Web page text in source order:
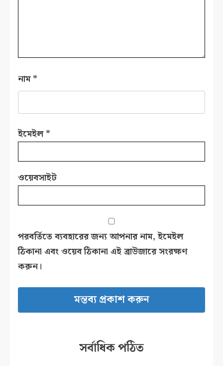
নাম*
ইমেইল*
ওয়েবসাইট
পরবর্তিতে ব্যবহারের জন্য আপনার নাম, ইমেইল
ঠিকানা এবং ওয়েব ঠিকানা এই ব্রাউজারে সংরক্ষণ
করুন।
সর্বাধিক পঠিত